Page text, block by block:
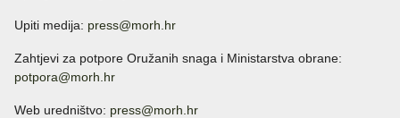
Upiti medija: press@morh.hr
Zahtjevi za potpore Oružanih snaga i Ministarstva obrane:
potpora@morh.hr
Web uredništvo: press@morh.hr